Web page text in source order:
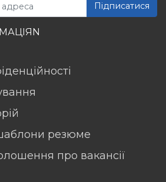
Підписатися
резюме
про вакансії